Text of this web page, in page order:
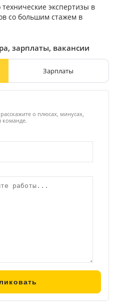
экспертизы в
со большим стажем в
зарплаты, вакансии
Зарплаты
о плюсах, минусах,
команде.